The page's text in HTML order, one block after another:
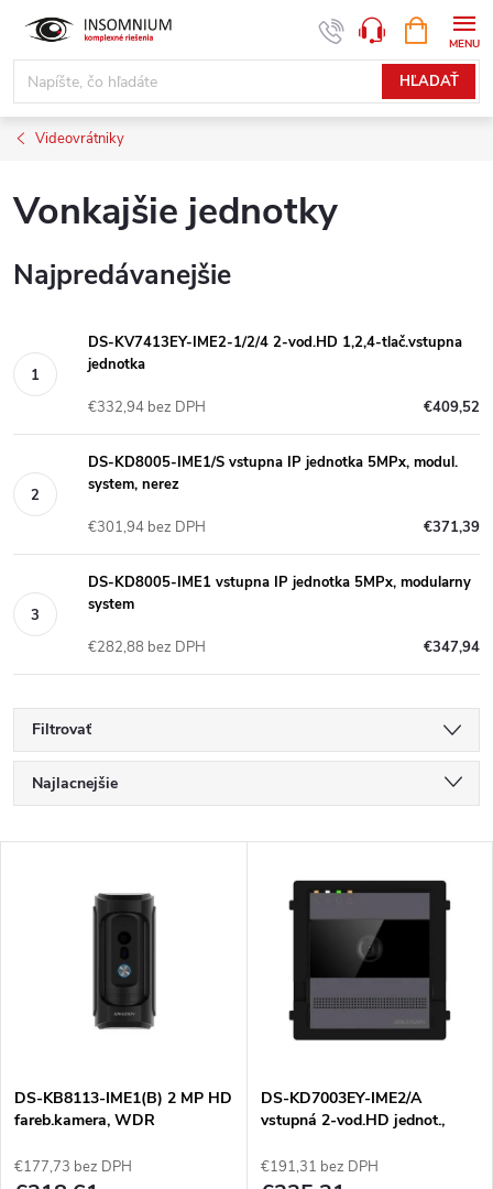
obsah
HĽADAŤ
KOŠÍK
Videovrátniky
Vonkajšie jednotky
Najpredávanejšie
DS-KV7413EY-IME2-1/2/4 2-vod.HD 1,2,4-tlač.vstupna
jednotka
€409,52
€332,94 bez DPH
DS-KD8005-IME1/S vstupna IP jednotka 5MPx, modul.
system, nerez
€371,39
€301,94 bez DPH
DS-KD8005-IME1 vstupna IP jednotka 5MPx, modularny
system
€347,94
€282,88 bez DPH
Filtrovať
R
a
e
p
Najlacnejšie
Abecedne
s
p
DS-KB8113-IME1(B) 2 MP HD
fareb.kamera, WDR
€177,73 bez DPH
DS-KD7003EY-IME2/A
vstupná 2-vod.HD jednot.,
€191,31 bez DPH
www.insomnium.sk - Chat